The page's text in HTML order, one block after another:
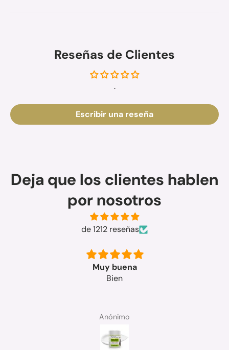
Reseñas de Clientes
.
Escribir una reseña
Deja que los clientes hablen
por nosotros
de 1212 reseñas
Muy buena
Bien
Anónimo